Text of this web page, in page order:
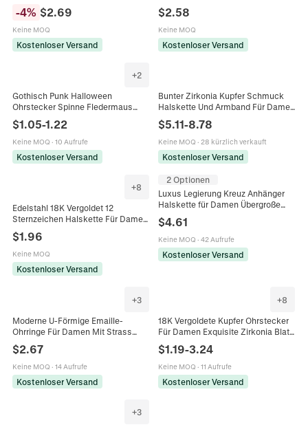
Schmuck Für Damen
-4% $2.69
Keine MOQ
Kostenloser Versand
Damen Täglich Party Schmuck
$2.58
Keine MOQ
Kostenloser Versand
+2
Gothisch Punk Halloween
Ohrstecker Spinne Fledermaus
Schädel Hand Herz Kupfer Strass
Piercing Schmuck Für Unisex Party
Zubehör
$1.05-1.22
Keine MOQ · 10 Aufrufe
Kostenloser Versand
Bunter Zirkonia Kupfer Schmuck
Halskette Und Armband Für Damen
Böhmisch Vergoldet Mode Party
Dekorativer Schmuck
$5.11-8.78
Keine MOQ · 28 kürzlich verkauft
Kostenloser Versand
+8
Edelstahl 18K Vergoldet 12
Sternzeichen Halskette Für Damen
Weiß Muschel Eingelegt Rund
Horoskop Anhänger Schmuck
$1.96
Keine MOQ
Kostenloser Versand
2 Optionen
Luxus Legierung Kreuz Anhänger
Halskette für Damen Übergroße
Klobige Kette Hip Hop Stil Mode
Schmuck Geschenk
$4.61
Keine MOQ · 42 Aufrufe
Kostenloser Versand
+3
Moderne U-Förmige Emaille-
Ohrringe Für Damen Mit Strass
Einlage Geometrische Tropföl
Kupfer Ohrringe Mit 925
Sterlingsilber Ohrstecker-Stift
$2.67
Keine MOQ · 14 Aufrufe
Kostenloser Versand
+8
18K Vergoldete Kupfer Ohrstecker
Für Damen Exquisite Zirkonia Blatt
Herz Schleife Blume Zierlicher
Schmuck Zubehör Geschenk
$1.19-3.24
Keine MOQ · 11 Aufrufe
Kostenloser Versand
+3